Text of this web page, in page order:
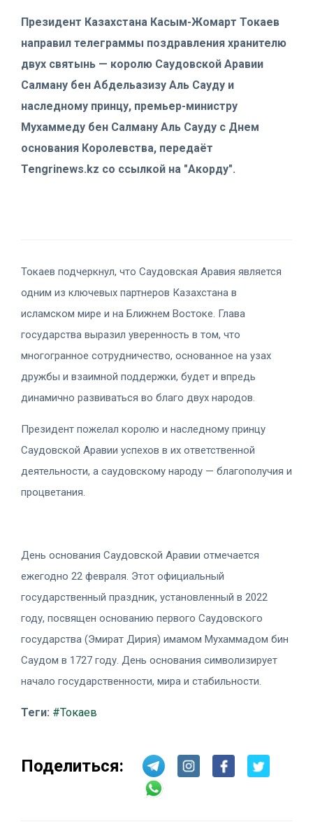
Президент Казахстана Касым-Жомарт Токаев
направил телеграммы поздравления хранителю
двух святынь — королю Саудовской Аравии
Салману бен Абдельазизу Аль Сауду и
наследному принцу, премьер-министру
Мухаммеду бен Салману Аль Сауду с Днем
основания Королевства, передаёт
Tengrinews.kz со ссылкой на "Акорду".
Токаев подчеркнул, что Саудовская Аравия является
одним из ключевых партнеров Казахстана в
исламском мире и на Ближнем Востоке. Глава
государства выразил уверенность в том, что
многогранное сотрудничество, основанное на узах
дружбы и взаимной поддержки, будет и впредь
динамично развиваться во благо двух народов.
Президент пожелал королю и наследному принцу
Саудовской Аравии успехов в их ответственной
деятельности, а саудовскому народу — благополучия и
процветания.
День основания Саудовской Аравии отмечается
ежегодно 22 февраля. Этот официальный
государственный праздник, установленный в 2022
году, посвящен основанию первого Саудовского
государства (Эмират Дирия) имамом Мухаммадом бин
Саудом в 1727 году. День основания символизирует
начало государственности, мира и стабильности.
Теги: #Токаев
Поделиться: